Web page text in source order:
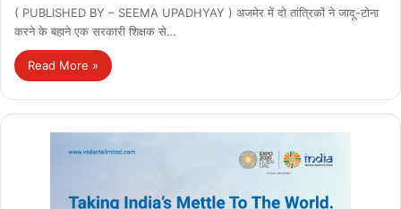
( PUBLISHED BY – SEEMA UPADHYAY ) अजमेर में दो तांत्रिकों ने जादू-टोना
करने के बहाने एक सरकारी शिक्षक से…
Read More »